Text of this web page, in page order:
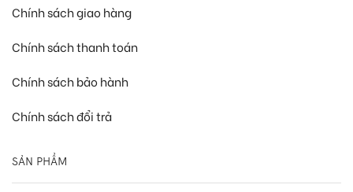
Chính sách giao hàng
Chính sách thanh toán
Chính sách bảo hành
Chính sách đổi trả
SẢN PHẨM